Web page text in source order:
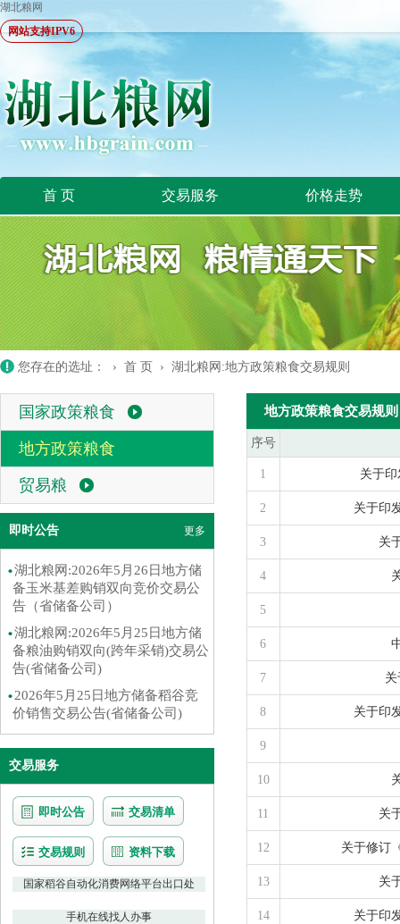
湖北粮网
网站支持IPV6
首 页 交易服务 价格走势
您存在的选址： › 首 页 › 湖北粮网:地方政策粮食交易规则
国家政策粮食
地方政策粮食
贸易粮
即时公告 更多
湖北粮网:2026年5月26日地方储
备玉米基差购销双向竞价交易公
告（省储备公司）
湖北粮网:2026年5月25日地方储
备粮油购销双向(跨年采销)交易公
告(省储备公司)
2026年5月25日地方储备稻谷竞
价销售交易公告(省储备公司)
交易服务
即时公告 交易清单
交易规则 资料下载
国家稻谷自动化消费网络平台出口处
手机在线找人办事
地方政策粮食交易规则
序号
1 关于
2 关于印
3 关
4
5
6
7
8 关于印
9
10
11 关
12 关于修订
13 关
14 关于印